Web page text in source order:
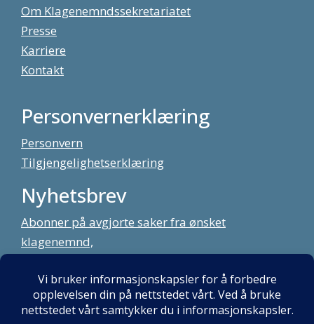
Om Klagenemndssekretariatet
Presse
Karriere
Kontakt
Personvernerklæring
Personvern
Tilgjengelighetserklæring
Nyhetsbrev
Abonner på avgjorte saker fra ønsket
klagenemnd,